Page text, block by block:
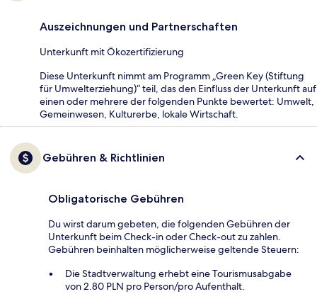
Auszeichnungen und Partnerschaften
Unterkunft mit Ökozertifizierung
Diese Unterkunft nimmt am Programm „Green Key (Stiftung
für Umwelterziehung)“ teil, das den Einfluss der Unterkunft auf
einen oder mehrere der folgenden Punkte bewertet: Umwelt,
Gemeinwesen, Kulturerbe, lokale Wirtschaft.
Gebühren & Richtlinien
Obligatorische Gebühren
Du wirst darum gebeten, die folgenden Gebühren der
Unterkunft beim Check-in oder Check-out zu zahlen.
Gebühren beinhalten möglicherweise geltende Steuern:
Die Stadtverwaltung erhebt eine Tourismusabgabe
von 2.80 PLN pro Person/pro Aufenthalt.